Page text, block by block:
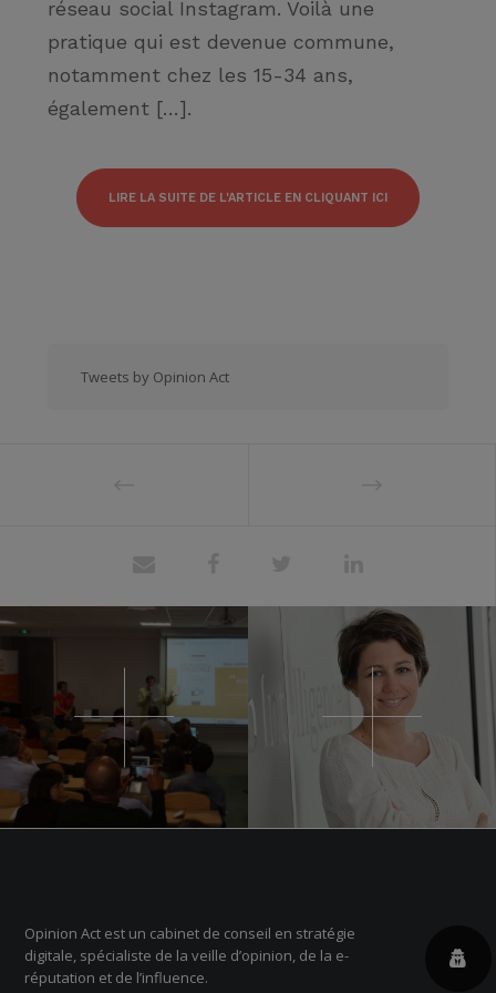
réseau social Instagram. Voilà une
pratique qui est devenue commune,
notamment chez les 15-34 ans,
également […].
LIRE LA SUITE DE L'ARTICLE EN CLIQUANT ICI
Tweets by Opinion Act
Opinion Act est un cabinet de conseil en stratégie
digitale, spécialiste de la veille d’opinion, de la e-
réputation et de l’influence.